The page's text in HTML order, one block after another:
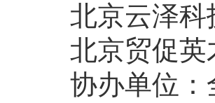
北京云泽
北京贸促
协办单位